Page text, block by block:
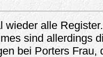
wieder alle
sind allerdings
bei Porters Frau,